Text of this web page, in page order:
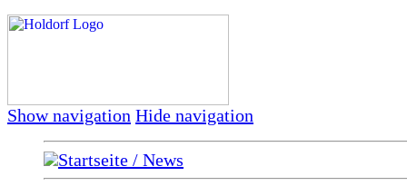
Show navigation Hide navigation
Startseite / News